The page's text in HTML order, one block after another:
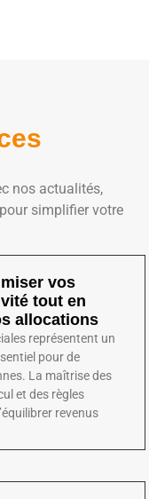
nos actualités,
simplifier votre
vos
tout en
allocations
représentent un
pour de
La maîtrise des
et des règles
revenus